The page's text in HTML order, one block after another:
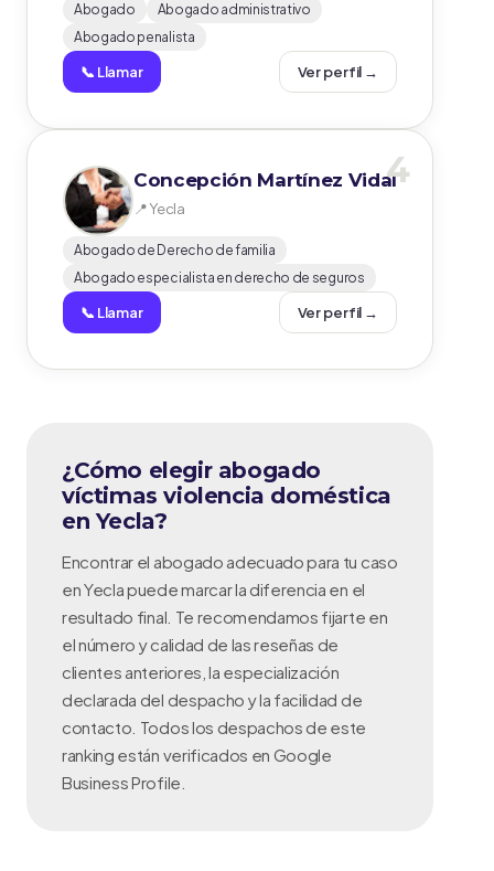
Abogado
Abogado administrativo
Abogado penalista
📞 Llamar Ver perfil →
4
Concepción Martínez Vidal
📍 Yecla
Abogado de Derecho de familia
Abogado especialista en derecho de seguros
📞 Llamar Ver perfil →
¿Cómo elegir abogado
víctimas violencia doméstica
en Yecla?
Encontrar el abogado adecuado para tu caso
en Yecla puede marcar la diferencia en el
resultado final. Te recomendamos fijarte en
el número y calidad de las reseñas de
clientes anteriores, la especialización
declarada del despacho y la facilidad de
contacto. Todos los despachos de este
ranking están verificados en Google
Business Profile.